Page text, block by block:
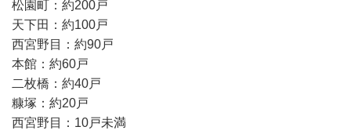
松園町：約200戸
天下田：約100戸
西宮野目：約90戸
本館：約60戸
二枚橋：約40戸
糠塚：約20戸
西宮野目：10戸未満